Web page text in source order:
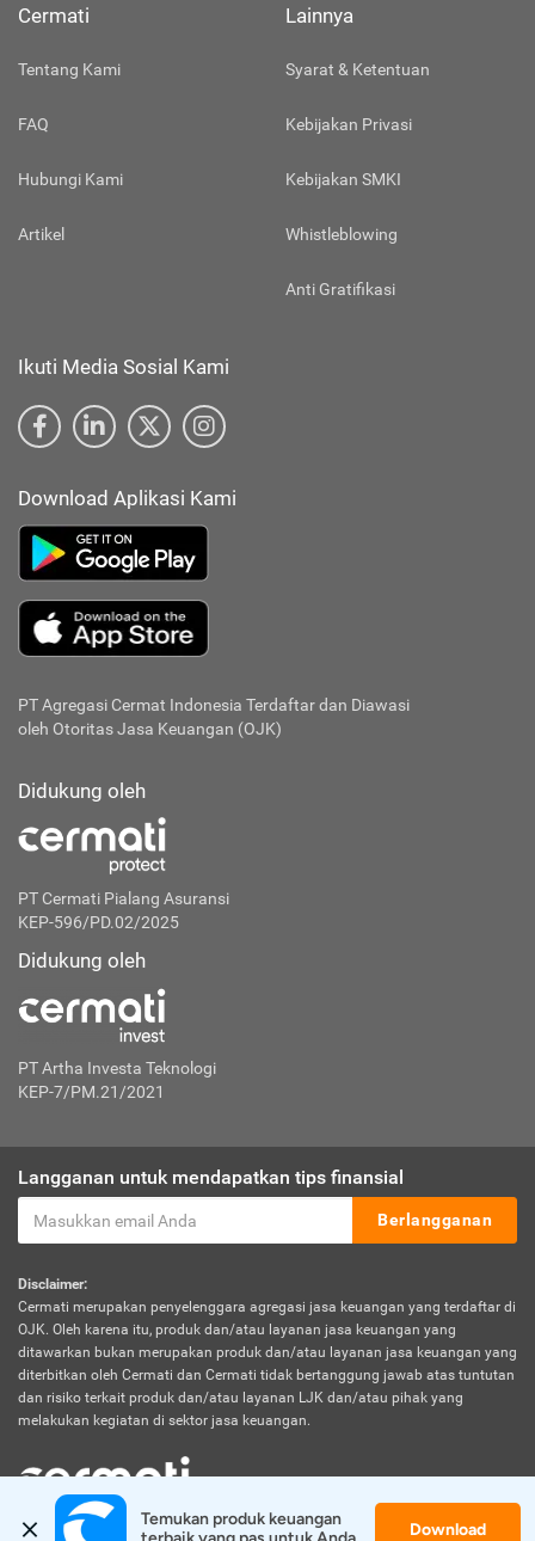
Cermati
Tentang Kami
FAQ
Hubungi Kami
Artikel
Lainnya
Syarat & Ketentuan
Kebijakan Privasi
Kebijakan SMKI
Whistleblowing
Anti Gratifikasi
Ikuti Media Sosial Kami
Download Aplikasi Kami
PT Agregasi Cermat Indonesia Terdaftar dan Diawasi
oleh Otoritas Jasa Keuangan (OJK)
Didukung oleh
PT Cermati Pialang Asuransi
KEP-596/PD.02/2025
Didukung oleh
PT Artha Investa Teknologi
KEP-7/PM.21/2021
Langganan untuk mendapatkan tips finansial
Berlangganan
Disclaimer:
Cermati merupakan penyelenggara agregasi jasa keuangan yang terdaftar di
OJK. Oleh karena itu, produk dan/atau layanan jasa keuangan yang
ditawarkan bukan merupakan produk dan/atau layanan jasa keuangan yang
diterbitkan oleh Cermati dan Cermati tidak bertanggung jawab atas tuntutan
dan risiko terkait produk dan/atau layanan LJK dan/atau pihak yang
melakukan kegiatan di sektor jasa keuangan.
© 2026 Cermati. All Rights Reserved.
Temukan produk keuangan
Download